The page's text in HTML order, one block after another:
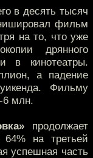
в десять тысяч
фильм
на то, что уже
дрянного
в кинотеатры.
а падение
Фильму
6 млн.
продолжает
на третьей
успешная часть